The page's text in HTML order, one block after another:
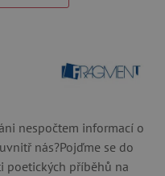
nespočtem informací o
nás?Pojďme se do
příběhů na